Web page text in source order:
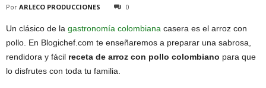
Por ARLECO PRODUCCIONES 0
Un clásico de la gastronomía colombiana casera es el arroz con
pollo. En Blogichef.com te enseñaremos a preparar una sabrosa,
rendidora y fácil receta de arroz con pollo colombiano para que
lo disfrutes con toda tu familia.